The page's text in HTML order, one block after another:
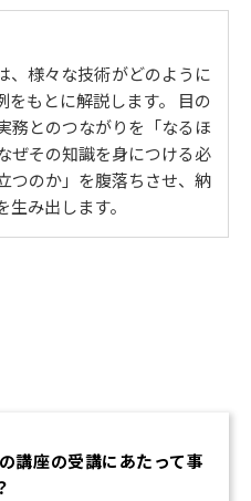
加工、生産システム
伝達要素、保全管理
コントローラ、制御系
イズ、電気安全
ス、半導体集積回路製造
基本構成、電気・電子計測
気・電子計測器(種類と動作
、様々な技術がどのように
をもとに解説します。 目の
務とのつながりを「なるほ
ぜその知識を身につける必
つのか」を腹落ちさせ、納
み出します。
講座の受講にあたって事